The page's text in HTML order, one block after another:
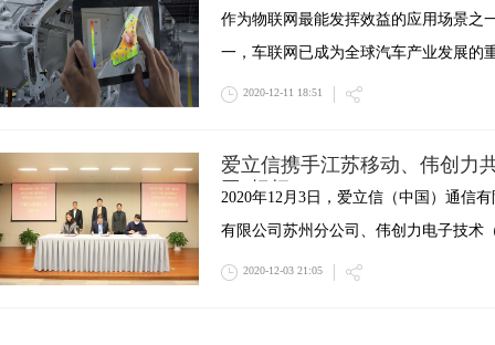
作为物联网最能发挥效益的应用场景之
一，车联网已成为全球汽车产业发展的
2020-12-11 18:51
爱立信携手江苏移动、伟创力
网”标杆
2020年12月3日，爱立信（中国）通信
有限公司苏州分公司、伟创力电子技术
2020-12-03 21:05